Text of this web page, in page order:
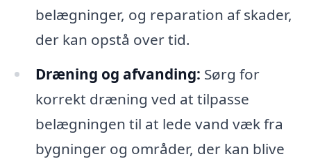
belægninger, og reparation af skader,
der kan opstå over tid.
Dræning og afvanding: Sørg for
korrekt dræning ved at tilpasse
belægningen til at lede vand væk fra
bygninger og områder, der kan blive